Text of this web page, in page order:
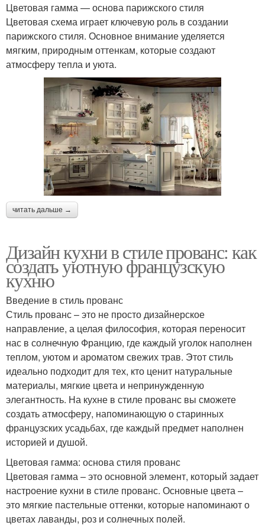
Цветовая гамма — основа парижского стиля
Цветовая схема играет ключевую роль в создании
парижского стиля. Основное внимание уделяется
мягким, природным оттенкам, которые создают
атмосферу тепла и уюта.
читать дальше →
Дизайн кухни в стиле прованс: как
создать уютную французскую
кухню
Введение в стиль прованс
Стиль прованс – это не просто дизайнерское
направление, а целая философия, которая переносит
нас в солнечную Францию, где каждый уголок наполнен
теплом, уютом и ароматом свежих трав. Этот стиль
идеально подходит для тех, кто ценит натуральные
материалы, мягкие цвета и непринужденную
элегантность. На кухне в стиле прованс вы сможете
создать атмосферу, напоминающую о старинных
французских усадьбах, где каждый предмет наполнен
историей и душой.
Цветовая гамма: основа стиля прованс
Цветовая гамма – это основной элемент, который задает
настроение кухни в стиле прованс. Основные цвета –
это мягкие пастельные оттенки, которые напоминают о
цветах лаванды, роз и солнечных полей.